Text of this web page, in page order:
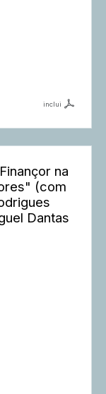
inclui
na
(com
Dantas